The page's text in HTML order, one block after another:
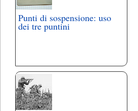
Punti di sospensione: uso
dei tre puntini